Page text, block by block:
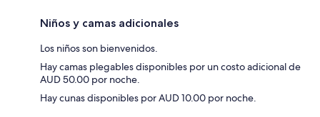
Niños y camas adicionales
Los niños son bienvenidos.
Hay camas plegables disponibles por un costo adicional de
AUD 50.00 por noche.
Hay cunas disponibles por AUD 10.00 por noche.